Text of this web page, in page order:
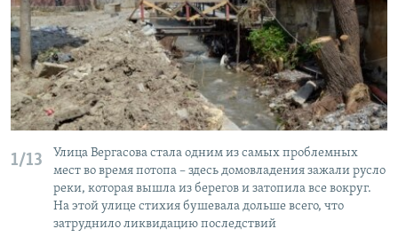
1/13
Улица Вергасова стала одним из самых проблемных
мест во время потопа – здесь домовладения зажали русло
реки, которая вышла из берегов и затопила все вокруг.
На этой улице стихия бушевала дольше всего, что
затруднило ликвидацию последствий